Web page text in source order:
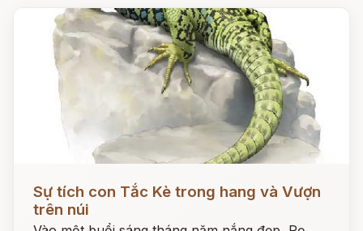
Sự tích con Tắc Kè trong hang và Vượn
trên núi